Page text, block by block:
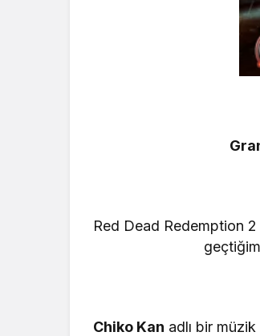
Red Dead Redemption
Chiko Kan adlı bir